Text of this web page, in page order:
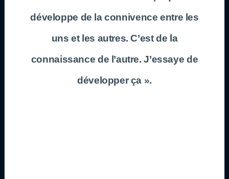
développe de la connivence entre les
uns et les autres. C’est de la
connaissance de l’autre. J’essaye de
développer ça ».